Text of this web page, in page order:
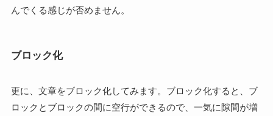
んでくる感じが否めません。
ブロック化
更に、文章をブロック化してみます。ブロック化すると、ブ
ロックとブロックの間に空行ができるので、一気に隙間が増